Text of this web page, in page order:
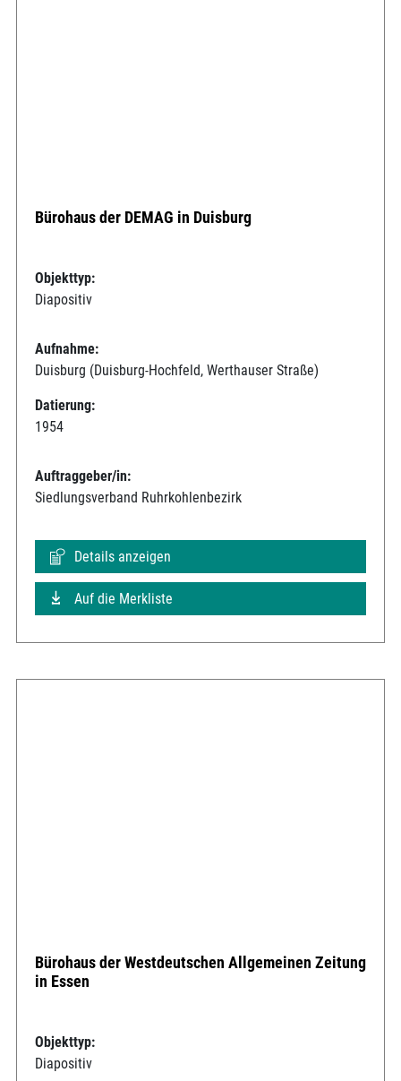
Bürohaus der DEMAG in Duisburg
Objekttyp:
Diapositiv
Aufnahme:
Duisburg (Duisburg-Hochfeld, Werthauser Straße)
Datierung:
1954
Auftraggeber/in:
Siedlungsverband Ruhrkohlenbezirk
Details anzeigen
Auf die Merkliste
Bürohaus der Westdeutschen Allgemeinen Zeitung
in Essen
Objekttyp:
Diapositiv